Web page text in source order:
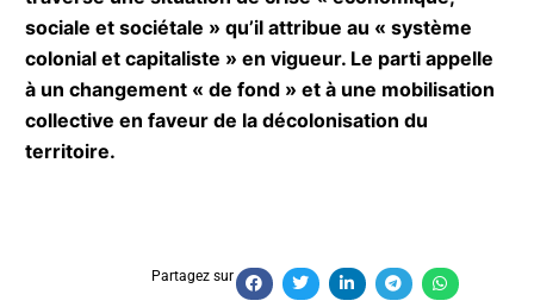
sociale et sociétale » qu’il attribue au « système
colonial et capitaliste » en vigueur. Le parti
appelle à un changement « de fond » et à une
mobilisation collective en faveur de la
décolonisation du territoire.